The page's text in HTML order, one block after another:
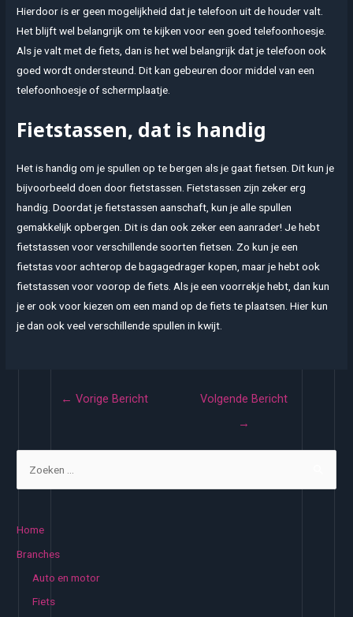
Hierdoor is er geen mogelijkheid dat je telefoon uit de houder valt.
Het blijft wel belangrijk om te kijken voor een goed telefoonhoesje.
Als je valt met de fiets, dan is het wel belangrijk dat je telefoon ook
goed wordt ondersteund. Dit kan gebeuren door middel van een
telefoonhoesje of schermplaatje.
Fietstassen, dat is handig
Het is handig om je spullen op te bergen als je gaat fietsen. Dit kun je
bijvoorbeeld doen door fietstassen. Fietstassen zijn zeker erg
handig. Doordat je fietstassen aanschaft, kun je alle spullen
gemakkelijk opbergen. Dit is dan ook zeker een aanrader! Je hebt
fietstassen voor verschillende soorten fietsen. Zo kun je een
fietstas voor achterop de bagagedrager kopen, maar je hebt ook
fietstassen voor voorop de fiets. Als je een voorrekje hebt, dan kun
je er ook voor kiezen om een mand op de fiets te plaatsen. Hier kun
je dan ook veel verschillende spullen in kwijt.
← Vorige Bericht
Volgende Bericht
→
Home
Branches
Auto en motor
Fiets